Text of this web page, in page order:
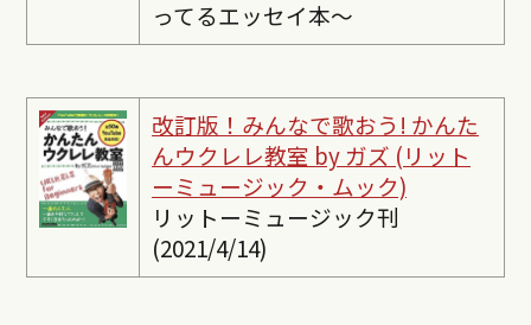
ってるエッセイ本〜
改訂版！みんなで歌おう! かんた
んウクレレ教室 by ガズ (リット
ーミュージック・ムック)
リットーミュージック刊
(2021/4/14)